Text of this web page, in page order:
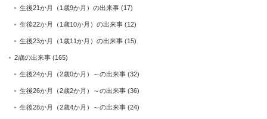
生後21か月（1歳9か月）の出来事 (17)
生後22か月（1歳10か月）の出来事 (12)
生後23か月（1歳11か月）の出来事 (15)
2歳の出来事 (165)
生後24か月（2歳0か月）～の出来事 (32)
生後26か月（2歳2か月）～の出来事 (36)
生後28か月（2歳4か月）～の出来事 (24)